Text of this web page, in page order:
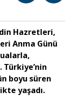
Hazretleri,
Anma Günü
Türkiye’nin
boyu süren
yaşadı.